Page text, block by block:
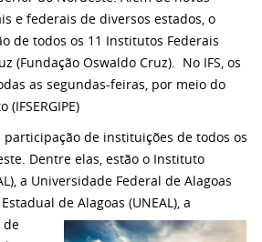
e federais de diversos estados, o
de todos os 11 Institutos Federais
(Fundação Oswaldo Cruz). No IFS, os
as segundas-feiras, por meio do
participação de instituições de todos os
Dentre elas, estão o Instituto
a Universidade Federal de Alagoas
de Alagoas (UNEAL), a
de